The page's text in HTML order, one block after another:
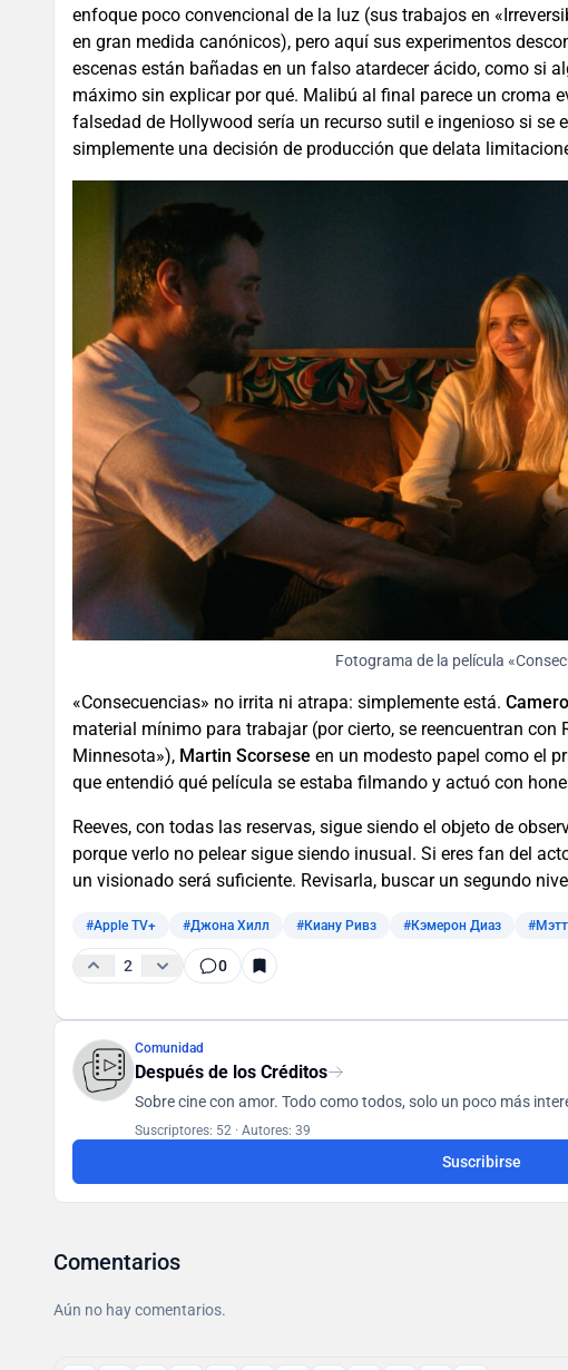
enfoque poco convencional de la luz (sus trabajos en
en gran medida canónicos), pero aquí sus experimentos
escenas están bañadas en un falso atardecer ácido, como si
máximo sin explicar por qué. Malibú al final parece un croma
falsedad de Hollywood sería un recurso sutil e ingenioso si se
simplemente una decisión de producción que delata
Fotograma de la película
«Consecuencias» no irrita ni atrapa: simplemente está.
material mínimo para trabajar (por cierto, se reencuentran con
Minnesota»), Martin Scorsese en un modesto papel como el
que entendió qué película se estaba filmando y actuó con
Reeves, con todas las reservas, sigue siendo el objeto de
porque verlo no pelear sigue siendo inusual. Si eres fan del
un visionado será suficiente. Revisarla, buscar un segundo
#Apple TV+ #Джона Хилл #Киану Ривз #Кэмерон Диаз
2 0
Comunidad
Después de los Créditos
Suscriptores: 52 · Autores: 39
Suscribirse
Comentarios
Aún no hay comentarios.